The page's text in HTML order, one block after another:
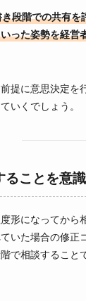
段階での共有を
った姿勢を経営
提に意思決定を
いくでしょう。
ることを意
形になってから
いた場合の修正
で相談すること